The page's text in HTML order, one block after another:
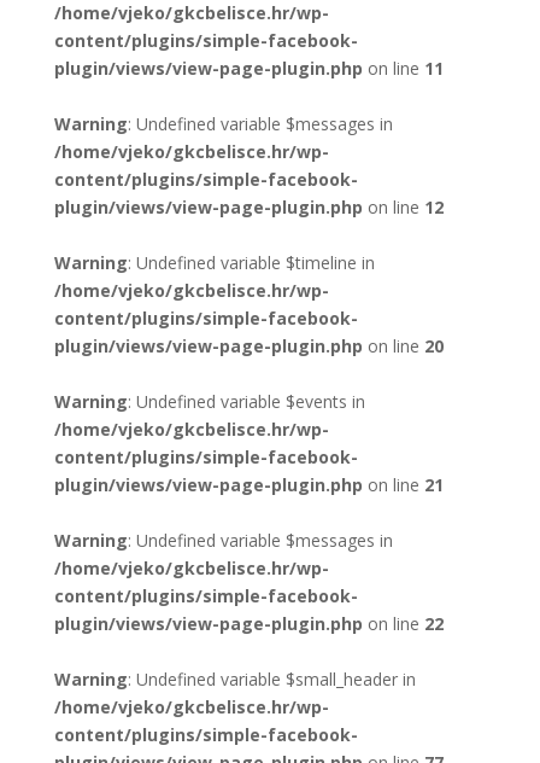
/home/vjeko/gkcbelisce.hr/wp-
content/plugins/simple-facebook-
plugin/views/view-page-plugin.php on line 11
Warning: Undefined variable $messages in
/home/vjeko/gkcbelisce.hr/wp-
content/plugins/simple-facebook-
plugin/views/view-page-plugin.php on line 12
Warning: Undefined variable $timeline in
/home/vjeko/gkcbelisce.hr/wp-
content/plugins/simple-facebook-
plugin/views/view-page-plugin.php on line 20
Warning: Undefined variable $events in
/home/vjeko/gkcbelisce.hr/wp-
content/plugins/simple-facebook-
plugin/views/view-page-plugin.php on line 21
Warning: Undefined variable $messages in
/home/vjeko/gkcbelisce.hr/wp-
content/plugins/simple-facebook-
plugin/views/view-page-plugin.php on line 22
Warning: Undefined variable $small_header in
/home/vjeko/gkcbelisce.hr/wp-
content/plugins/simple-facebook-